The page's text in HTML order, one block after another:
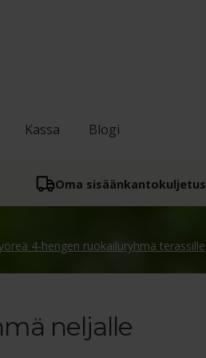
Kassa Blogi
Oma sisään­kantokuljetus
4-hengen ruokailuryhmä terassille
neljalle